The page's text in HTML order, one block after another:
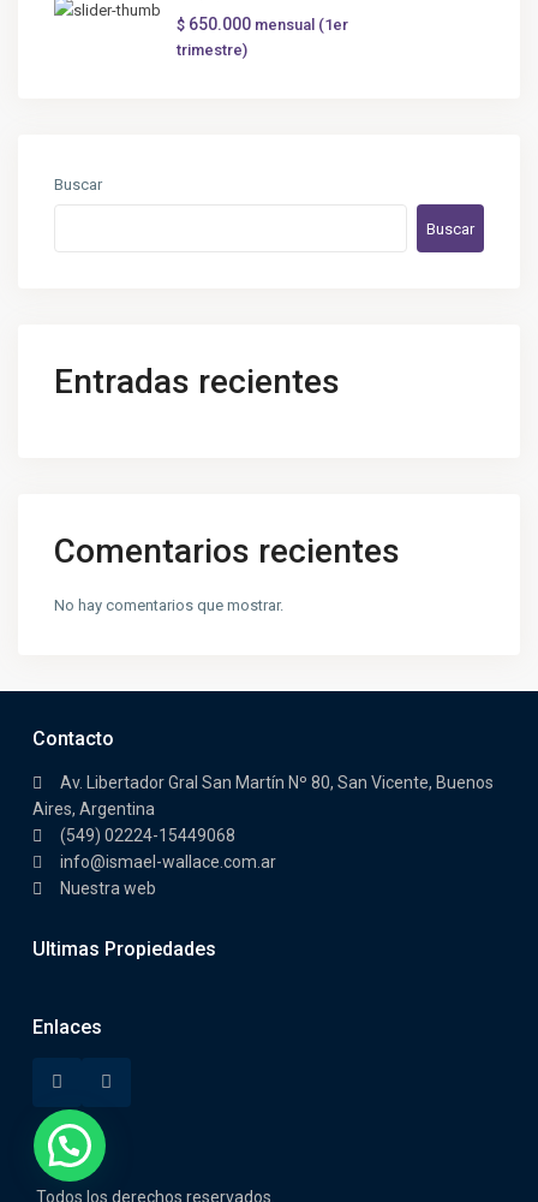
$ 650.000 mensual (1er
trimestre)
Buscar
Buscar
Entradas recientes
Comentarios recientes
No hay comentarios que mostrar.
Contacto
Av. Libertador Gral San Martín Nº 80, San Vicente, Buenos
Aires, Argentina
(549) 02224-15449068
info@ismael-wallace.com.ar
Nuestra web
Ultimas Propiedades
Enlaces
Todos los derechos reservados.